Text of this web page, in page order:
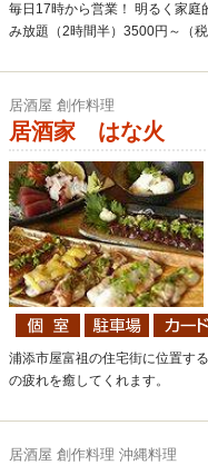
毎日17時から営業！ 明るく家庭
み放題（2時間半）3500円～（税
居酒屋 創作料理
居酒家 はな火
浦添市屋富祖の住宅街に位置す
の疲れを癒してくれます。
居酒屋 創作料理 沖縄料理